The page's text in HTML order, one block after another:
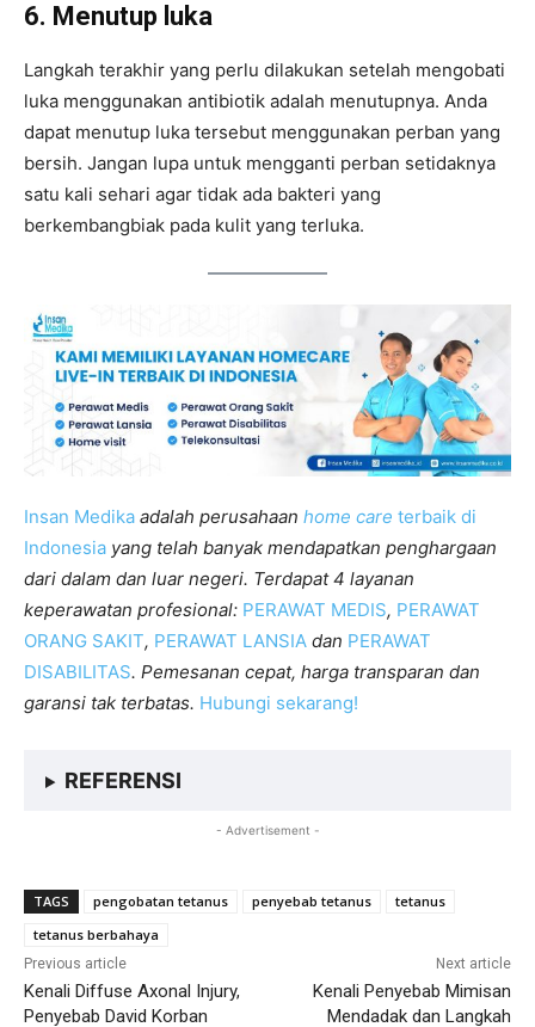
6. Menutup luka
Langkah terakhir yang perlu dilakukan setelah mengobati
luka menggunakan antibiotik adalah menutupnya. Anda
dapat menutup luka tersebut menggunakan perban yang
bersih. Jangan lupa untuk mengganti perban setidaknya
satu kali sehari agar tidak ada bakteri yang
berkembangbiak pada kulit yang terluka.
Insan Medika adalah perusahaan home care terbaik di
Indonesia yang telah banyak mendapatkan penghargaan
dari dalam dan luar negeri. Terdapat 4 layanan
keperawatan profesional: PERAWAT MEDIS, PERAWAT
ORANG SAKIT, PERAWAT LANSIA dan PERAWAT
DISABILITAS. Pemesanan cepat, harga transparan dan
garansi tak terbatas. Hubungi sekarang!
REFERENSI
- Advertisement -
TAGS pengobatan tetanus penyebab tetanus
tetanus
tetanus berbahaya
Previous article
Kenali Diffuse Axonal Injury,
Penyebab David Korban
Next article
Kenali Penyebab Mimisan
Mendadak dan Langkah